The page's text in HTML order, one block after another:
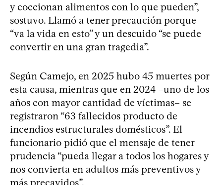
y coccionan alimentos con lo que pueden”,
sostuvo. Llamó a tener precaución porque
“va la vida en esto” y un descuido “se puede
convertir en una gran tragedia”.
Según Camejo, en 2025 hubo 45 muertes por
esta causa, mientras que en 2024 –uno de los
años con mayor cantidad de víctimas– se
registraron “63 fallecidos producto de
incendios estructurales domésticos”. El
funcionario pidió que el mensaje de tener
prudencia “pueda llegar a todos los hogares y
nos convierta en adultos más preventivos y
más precavidos”.